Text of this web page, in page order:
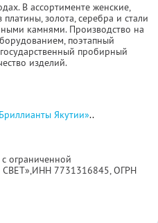
В ассортименте женские,
золота, серебра и стали
камнями. Производство на
поэтапный
пробирный
изделий.
Якутии»..
ограниченной
ИНН 7731316845, ОГРН